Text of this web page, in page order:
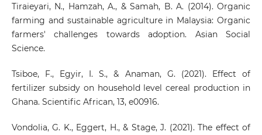
Tiraieyari, N., Hamzah, A., & Samah, B. A. (2014). Organic
farming and sustainable agriculture in Malaysia: Organic
farmers' challenges towards adoption. Asian Social
Science.
Tsiboe, F., Egyir, I. S., & Anaman, G. (2021). Effect of
fertilizer subsidy on household level cereal production in
Ghana. Scientific African, 13, e00916.
Vondolia, G. K., Eggert, H., & Stage, J. (2021). The effect of